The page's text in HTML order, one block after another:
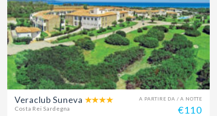
A PARTIRE DA / A NOTTE
€110
Veraclub Suneva
Costa Rei Sardegna